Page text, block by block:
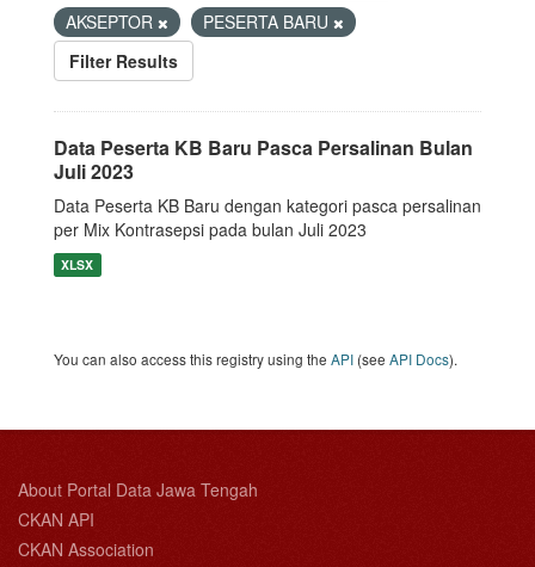
AKSEPTOR
PESERTA BARU
Filter Results
Data Peserta KB Baru Pasca Persalinan Bulan
Juli 2023
Data Peserta KB Baru dengan kategori pasca persalinan
per Mix Kontrasepsi pada bulan Juli 2023
XLSX
You can also access this registry using the API (see API Docs).
About Portal Data Jawa Tengah
CKAN API
CKAN Association